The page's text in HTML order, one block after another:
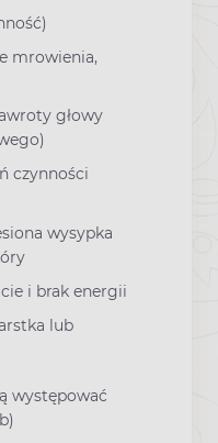
mrowienia,
głowy
czynności
wysypka
i brak energii
lub
występować